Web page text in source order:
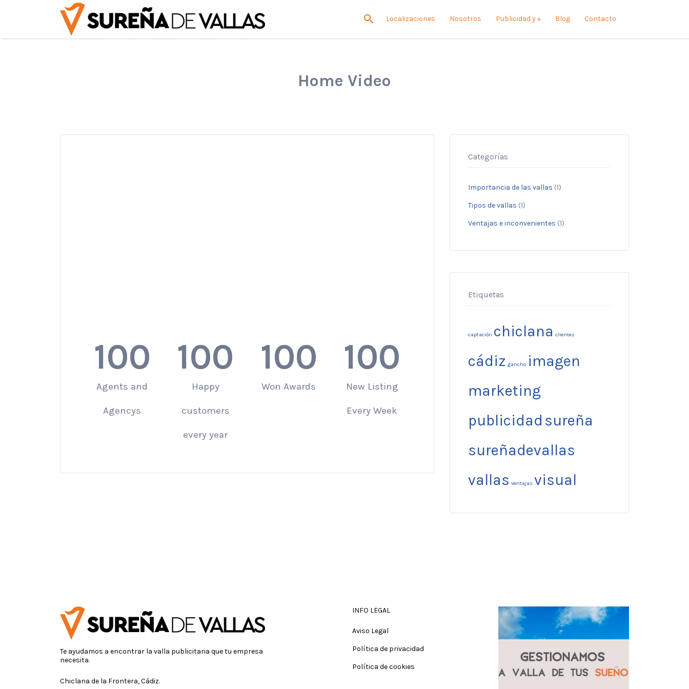
Localizaciones Nosotros Publicidad y + Blog Contacto
Home Video
100
Agents and
Agencys
100
Happy
customers
every year
100
Won Awards
100
New Listing
Every Week
Categorías
Importancia de las vallas (1)
Tipos de vallas (1)
Ventajas e inconvenientes (1)
Etiquetas
captación chiclana clientes
cádiz gancho imagen
marketing
publicidad sureña
sureñadevallas
vallas ventajas visual
Te ayudamos a encontrar la valla publicitaria que tu empresa
necesita.
Chiclana de la Frontera, Cádiz.
INFO LEGAL
Aviso Legal
Política de privacidad
Política de cookies